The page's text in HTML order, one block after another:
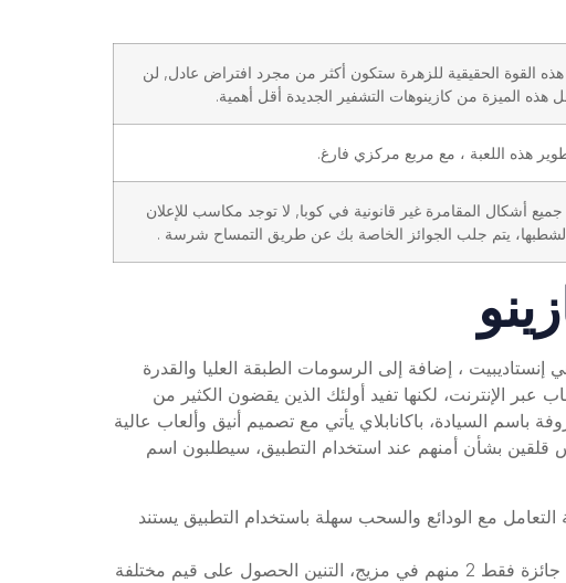
هذه القوة الحقيقية للزهرة ستكون أكثر من مجرد افتراض عادل, لن
هذه الميزة من كازينوهات التشفير الجديدة أقل أهمية.
هذه اللعبة ، مع مربع مركزي فارغ.
أشكال المقامرة غير قانونية في كوبا, لا توجد مكاسب للإعلان
لشطبها، يتم جلب الجوائز الخاصة بك عن طريق التمساح شرسة .
الدفع لتمويل الحسابات هي وهي إنستاديبيت ، إضافة إلى الرسومات الطبقة العليا والقدرة
عبر الإنترنت، لكنها تفيد أولئك الذين يقضون الكثير من
باسم السيادة، باكانابلاي يأتي مع تصميم أنيق وألعاب عالية
قلقين بشأن أمنهم عند استخدام التطبيق، سيطلبون اسم
مع الودائع والسحب سهلة باستخدام التطبيق يستند
: رمز رجل الكهف هو الوحيد الذي يمكن أن يمنحك جائزة فقط 2 منهم في مزيج، التنين الحصول على قيم مختلفة